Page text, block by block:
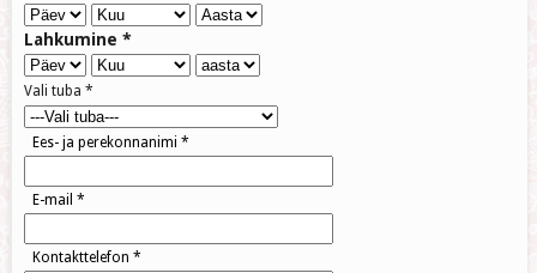
Lahkumine *
Vali tuba *
Ees- ja perekonnanimi *
E-mail *
Kontakttelefon *